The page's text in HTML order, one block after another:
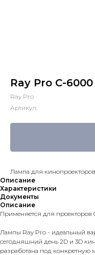
Ray Pro C-6000
Ray Pro
Артикул:
Лампа для
Описание
Характеристики
Документы
Описание
Применяется для проекторов
Лампы Ray Pro - идеальный
сегодняшний день 2D и 3D
разработана под конкретную